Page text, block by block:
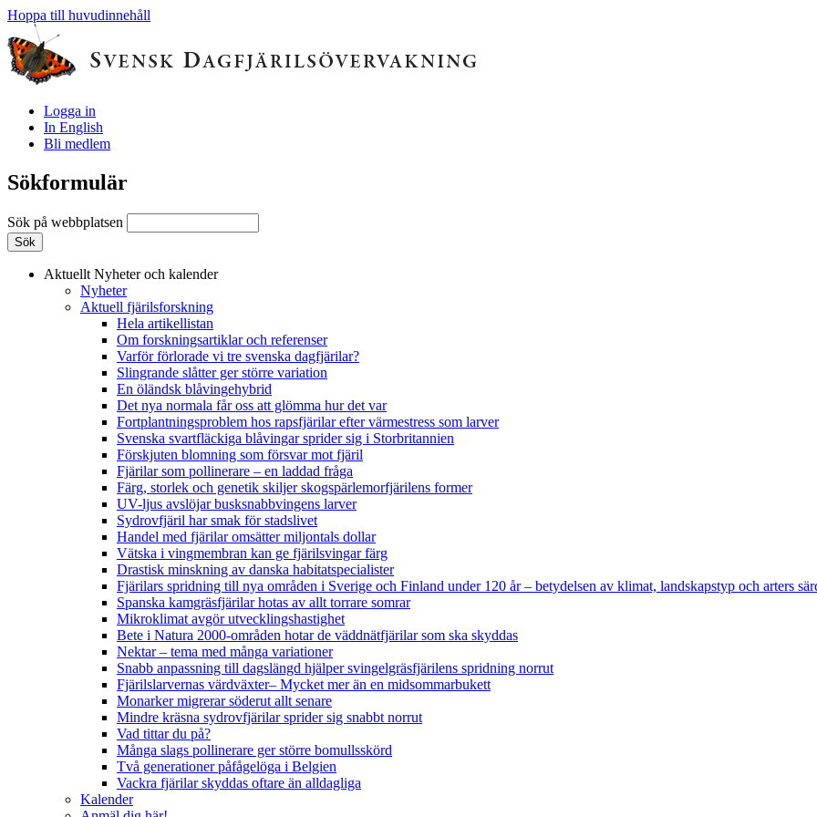
Hoppa till huvudinnehåll
Logga in
In English
Bli medlem
Sökformulär
Sök på webbplatsen
Aktuellt Nyheter och kalender
Nyheter
Aktuell fjärilsforskning
Hela artikellistan
Om forskningsartiklar och referenser
Varför förlorade vi tre svenska dagfjärilar?
Slingrande slåtter ger större variation
En öländsk blåvingehybrid
Det nya normala får oss att glömma hur det var
Fortplantningsproblem hos rapsfjärilar efter värmestress som larver
Svenska svartfläckiga blåvingar sprider sig i Storbritannien
Förskjuten blomning som försvar mot fjäril
Fjärilar som pollinerare – en laddad fråga
Färg, storlek och genetik skiljer skogspärlemorfjärilens former
UV-ljus avslöjar busksnabbvingens larver
Sydrovfjäril har smak för stadslivet
Handel med fjärilar omsätter miljontals dollar
Vätska i vingmembran kan ge fjärilsvingar färg
Drastisk minskning av danska habitatspecialister
Fjärilars spridning till nya områden i Sverige och Finland under 120 år– betydelsen av klimat, landskapstyp och arters
Spanska kamgräsfjärilar hotas av allt torrare somrar
Mikroklimat avgör utvecklingshastighet
Bete i Natura 2000-områden hotar de väddnätfjärilar som ska skyddas
Nektar – tema med många variationer
Snabb anpassning till dagslängd hjälper svingelgräsfjärilens spridning norrut
Fjärilslarvernas värdväxter– Mycket mer än en midsommarbukett
Monarker migrerar söderut allt senare
Mindre kräsna sydrovfjärilar sprider sig snabbt norrut
Vad tittar du på?
Många slags pollinerare ger större bomullsskörd
Två generationer påfågelöga i Belgien
Vackra fjärilar skyddas oftare än alldagliga
Kalender